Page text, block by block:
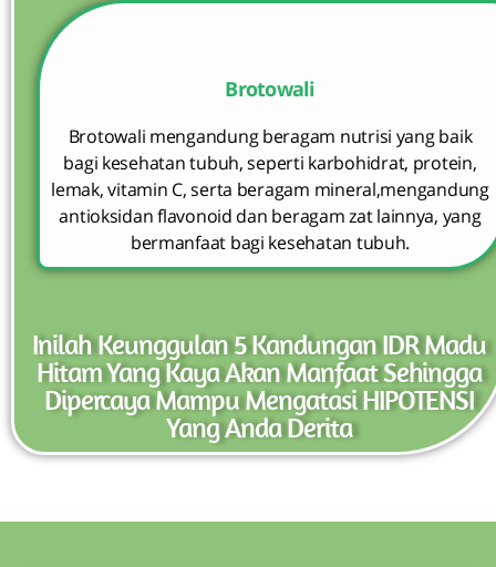
Brotowali
Brotowali mengandung beragam nutrisi yang baik
bagi kesehatan tubuh, seperti karbohidrat, protein,
lemak, vitamin C, serta beragam mineral,mengandung
antioksidan flavonoid dan beragam zat lainnya, yang
bermanfaat bagi kesehatan tubuh.
Inilah Keunggulan 5 Kandungan IDR Madu
Hitam Yang Kaya Akan Manfaat Sehingga
Dipercaya Mampu Mengatasi HIPOTENSI
Yang Anda Derita